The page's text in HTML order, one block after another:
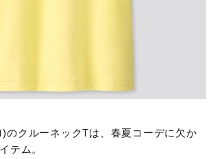
のクルーネックTは、春夏コーデに欠か
テム。